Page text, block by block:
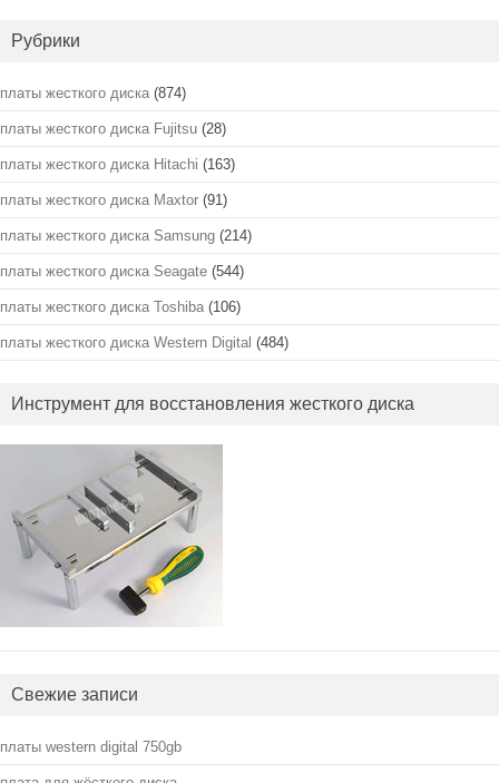
Рубрики
платы жесткого диска (874)
платы жесткого диска Fujitsu (28)
платы жесткого диска Hitachi (163)
платы жесткого диска Maxtor (91)
платы жесткого диска Samsung (214)
платы жесткого диска Seagate (544)
платы жесткого диска Toshiba (106)
платы жесткого диска Western Digital (484)
Инструмент для восстановления жесткого диска
Свежие записи
платы western digital 750gb